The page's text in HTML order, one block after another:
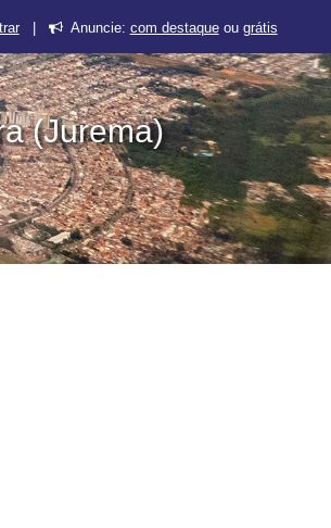
| Anuncie: com destaqueou grátis
(Jurema)